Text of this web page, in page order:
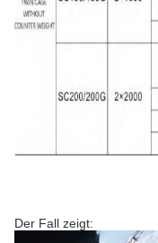
Der Fall zeigt: